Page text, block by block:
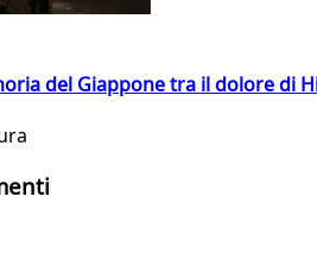
del Giappone tra il dolore di